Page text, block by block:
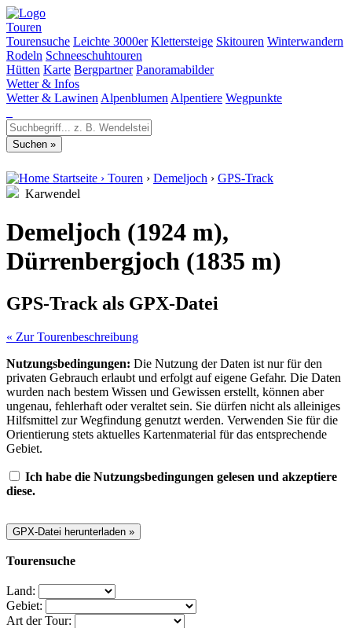
Touren
Tourensuche Leichte 3000er Klettersteige Skitouren Winterwandern
Rodeln Schneeschuhtouren
Hütten Karte Bergpartner Panoramabilder
Wetter & Infos
Wetter & Lawinen Alpenblumen Alpentiere Wegpunkte
Startseite › Touren › Demeljoch › GPS-Track
Karwendel
Demeljoch (1924 m),
Dürrenbergjoch (1835 m)
GPS-Track als GPX-Datei
« Zur Tourenbeschreibung
Nutzungsbedingungen: Die Nutzung der Daten ist nur für den
privaten Gebrauch erlaubt und erfolgt auf eigene Gefahr. Die Daten
wurden nach bestem Wissen und Gewissen erstellt, können aber
ungenau, fehlerhaft oder veraltet sein. Sie dürfen nicht als alleiniges
Hilfsmittel zur Wegfindung genutzt werden. Verwenden Sie für die
Orientierung stets aktuelles Kartenmaterial für das entsprechende
Gebiet.
Ich habe die Nutzungsbedingungen gelesen und akzeptiere
diese.
Tourensuche
Land:
Gebiet:
Art der Tour: